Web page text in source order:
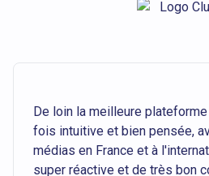
De loin la meilleure
fois intuitive et bien pensée,
médias en France et à
super réactive et de très bon